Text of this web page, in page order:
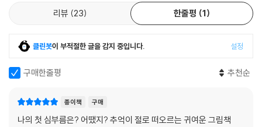
리뷰 23 한줄평 1
클린봇이 부적절한 글을 감지 중입니다. 설정
구매한줄평 추천순
종이책 구매
나의 첫 심부름은? 어땠지? 추억이 절로 떠오르는 귀여운 그림책